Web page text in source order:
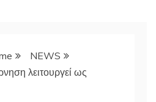
NEWS
λειτουργεί ως